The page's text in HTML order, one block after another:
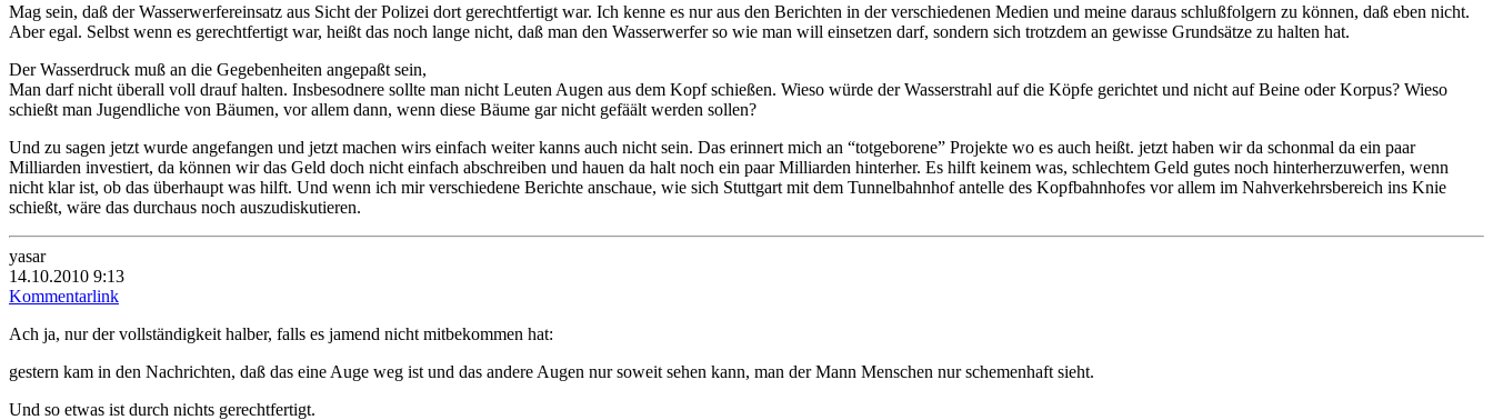
Mag sein, daß der Wasserwerfereinsatz aus Sicht der Polizei dort gerechtfertigt war. Ich kenne es nur aus den Berichten in der verschiedenen Medien und meine daraus schlußfolgern zu können, daß eben nicht.
Aber egal. Selbst wenn es gerechtfertigt war, heißt das noch lange nicht, daß man den Wasserwerfer so wie man will einsetzen darf, sondern sich trotzdem an gewisse Grundsätze zu halten hat.
Der Wasserdruck muß an die Gegebenheiten angepaßt sein,
Man darf nicht überall voll drauf halten. Insbesodnere sollte man nicht Leuten Augen aus dem Kopf schießen. Wieso würde der Wasserstrahl auf die Köpfe gerichtet und nicht auf Beine oder Korpus? Wieso
schießt man Jugendliche von Bäumen, vor allem dann, wenn diese Bäume gar nicht gefäält werden sollen?
Und zu sagen jetzt wurde angefangen und jetzt machen wirs einfach weiter kanns auch nicht sein. Das erinnert mich an “totgeborene” Projekte wo es auch heißt. jetzt haben wir da schonmal da ein paar
Milliarden investiert, da können wir das Geld doch nicht einfach abschreiben und hauen da halt noch ein paar Milliarden hinterher. Es hilft keinem was, schlechtem Geld gutes noch hinterherzuwerfen, wenn
nicht klar ist, ob das überhaupt was hilft. Und wenn ich mir verschiedene Berichte anschaue, wie sich Stuttgart mit dem Tunnelbahnhof antelle des Kopfbahnhofes vor allem im Nahverkehrsbereich ins Knie
schießt, wäre das durchaus noch auszudiskutieren.
yasar
14.10.2010 9:13
Kommentarlink
Ach ja, nur der vollständigkeit halber, falls es jamend nicht mitbekommen hat:
gestern kam in den Nachrichten, daß das eine Auge weg ist und das andere Augen nur soweit sehen kann, man der Mann Menschen nur schemenhaft sieht.
Und so etwas ist durch nichts gerechtfertigt.